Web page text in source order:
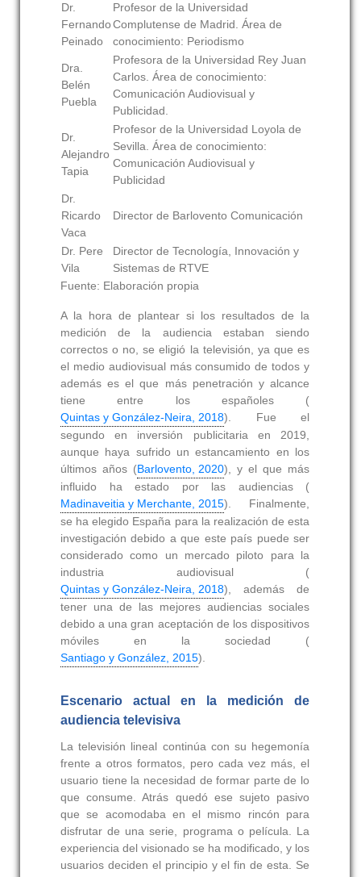
Dr.
Fernando
Peinado
Profesor de la Universidad
Complutense de Madrid. Área de
conocimiento: Periodismo
Dra.
Belén
Puebla
Profesora de la Universidad Rey Juan
Carlos. Área de conocimiento:
Comunicación Audiovisual y
Publicidad.
Dr.
Alejandro
Tapia
Profesor de la Universidad Loyola de
Sevilla. Área de conocimiento:
Comunicación Audiovisual y
Publicidad
Dr.
Ricardo
Vaca
Director de Barlovento Comunicación
Dr. Pere
Vila
Director de Tecnología, Innovación y
Sistemas de RTVE
Fuente: Elaboración propia
A la hora de plantear si los resultados de la
medición de la audiencia estaban siendo
correctos o no, se eligió la televisión, ya que es
el medio audiovisual más consumido de todos y
además es el que más penetración y alcance
tiene entre los españoles (
Quintas y González-Neira, 2018). Fue el
segundo en inversión publicitaria en 2019,
aunque haya sufrido un estancamiento en los
últimos años (Barlovento, 2020), y el que más
influido ha estado por las audiencias (
Madinaveitia y Merchante, 2015). Finalmente,
se ha elegido España para la realización de esta
investigación debido a que este país puede ser
considerado como un mercado piloto para la
industria audiovisual (
Quintas y González-Neira, 2018), además de
tener una de las mejores audiencias sociales
debido a una gran aceptación de los dispositivos
móviles en la sociedad (
Santiago y González, 2015).
Escenario actual en la medición de
audiencia televisiva
La televisión lineal continúa con su hegemonía
frente a otros formatos, pero cada vez más, el
usuario tiene la necesidad de formar parte de lo
que consume. Atrás quedó ese sujeto pasivo
que se acomodaba en el mismo rincón para
disfrutar de una serie, programa o película. La
experiencia del visionado se ha modificado, y los
usuarios deciden el principio y el fin de esta. Se